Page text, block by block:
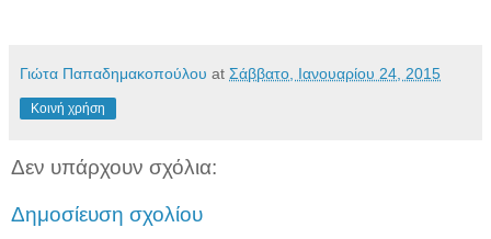
Γιώτα Παπαδημακοπούλου at Σάββατο, Ιανουαρίου 24, 2015
Κοινή χρήση
Δεν υπάρχουν σχόλια:
Δημοσίευση σχολίου